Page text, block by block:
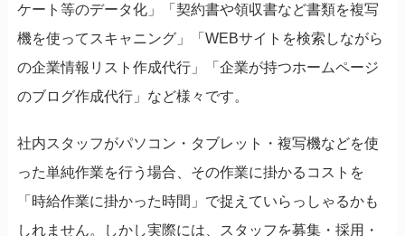
ケート等のデータ化」「契約書や領収書など書類を複写
機を使ってスキャニング」「WEBサイトを検索しながら
の企業情報リスト作成代行」「企業が持つホームページ
のブログ作成代行」など様々です。
社内スタッフがパソコン・タブレット・複写機などを使
った単純作業を行う場合、その作業に掛かるコストを
「時給作業に掛かった時間」で捉えていらっしゃるかも
しれません。しかし実際には、スタッフを募集・採用・